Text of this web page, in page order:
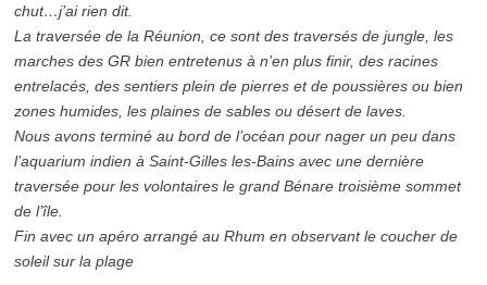
chut…j’ai rien dit.
La traversée de la Réunion, ce sont des traversés de jungle, les
marches des GR bien entretenus à n’en plus finir, des racines
entrelacés, des sentiers plein de pierres et de poussières ou bien
zones humides, les plaines de sables ou désert de laves.
Nous avons terminé au bord de l’océan pour nager un peu dans
l’aquarium indien à Saint-Gilles les-Bains avec une dernière
traversée pour les volontaires le grand Bénare troisième sommet
de l’île.
Fin avec un apéro arrangé au Rhum en observant le coucher de
soleil sur la plage